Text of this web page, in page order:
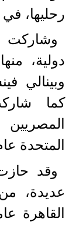
رحليها، في
كما
المتحدة عام
وقد
عديدة،